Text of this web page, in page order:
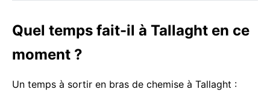
Quel temps fait-il à Tallaght en ce
moment ?
Un temps à sortir en bras de chemise à Tallaght :